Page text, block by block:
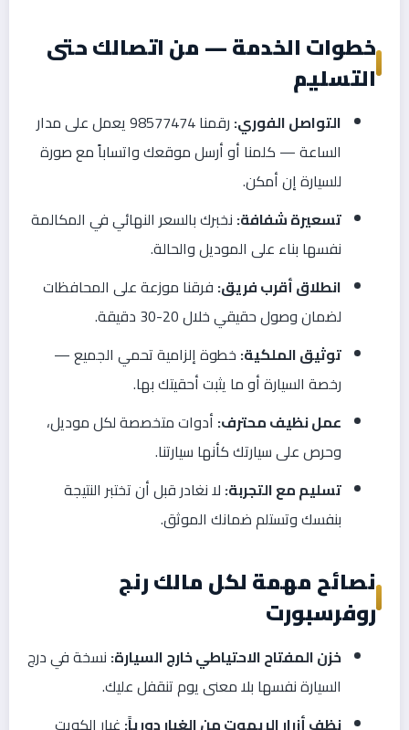
خطوات الخدمة — من اتصالك حتى
التسليم
التواصل الفوري:
رقمنا 98577474 يعمل على مدار
الساعة — كلمنا أو أرسل موقعك واتساباً مع صورة
للسيارة إن أمكن.
تسعيرة شفافة: نخبرك بالسعر النهائي في المكالمة
نفسها بناء على الموديل والحالة.
انطلاق أقرب فريق: فرقنا موزعة على المحافظات
لضمان وصول حقيقي خلال 20-30 دقيقة.
توثيق الملكية: خطوة إلزامية تحمي الجميع —
رخصة السيارة أو ما يثبت أحقيتك بها.
عمل نظيف محترف: أدوات متخصصة لكل موديل،
وحرص على سيارتك كأنها سيارتنا.
تسليم مع التجربة: لا نغادر قبل أن تختبر النتيجة
بنفسك وتستلم ضمانك الموثق.
نصائح مهمة لكل مالك رنج
روفرسبورت
خزن المفتاح الاحتياطي خارج السيارة: نسخة في درج
السيارة نفسها بلا معنى يوم تنقفل عليك.